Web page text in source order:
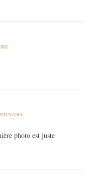
photo est juste